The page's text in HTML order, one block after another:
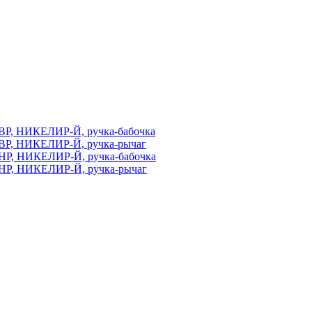
НИКЕЛИР-Й, ручка-бабочка
НИКЕЛИР-Й, ручка-рычаг
НИКЕЛИР-Й, ручка-бабочка
НИКЕЛИР-Й, ручка-рычаг